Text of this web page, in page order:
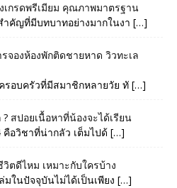
เกรดพรีเมียม คุณภาพมาตรฐาน
ำคัญที่มีบทบาทอย่างมากในงา […]
จองห้องพักติดชายหาด วิวทะเล
รอบครัวที่มีสมาชิกหลายวัย ทั […]
สปอยเนื้อหาที่น้องจะได้เรียน
อวิชาที่น่ากลัว เต็มไปด้ […]
ตดีไหม เหมาะกับใครบ้าง
มในปัจจุบันไม่ได้เป็นเพียง […]